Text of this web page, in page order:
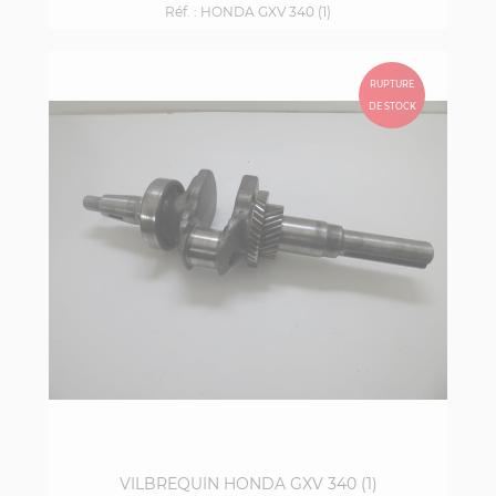
Réf. : HONDA GXV 340 (1)
VILBREQUIN HONDA GXV 340 (1)
RUPTURE
DE STOCK